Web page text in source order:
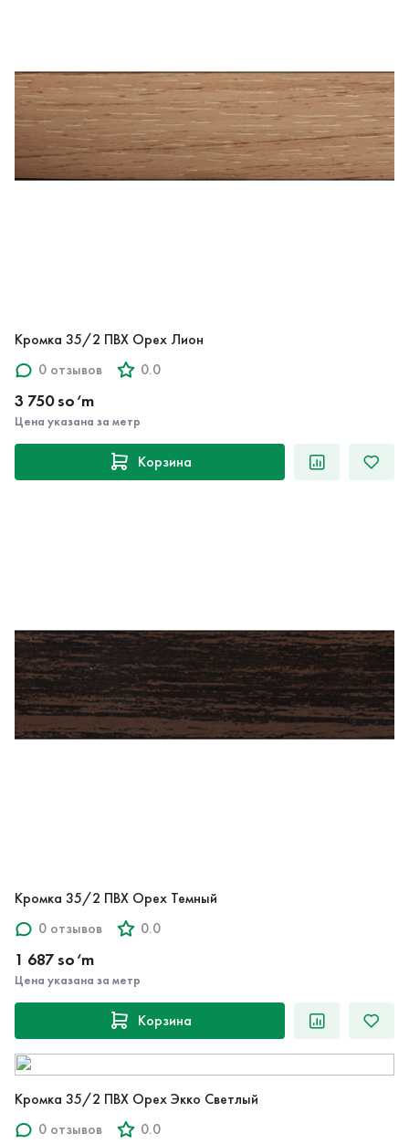
Кромка 35/2 ПВХ Орех Лион
0 отзывов
0.0
3 750 so‘m
Цена указана за метр
Корзина
Кромка 35/2 ПВХ Орех Темный
0 отзывов
0.0
1 687 so‘m
Цена указана за метр
Корзина
Кромка 35/2 ПВХ Орех Экко Светлый
0 отзывов
0.0